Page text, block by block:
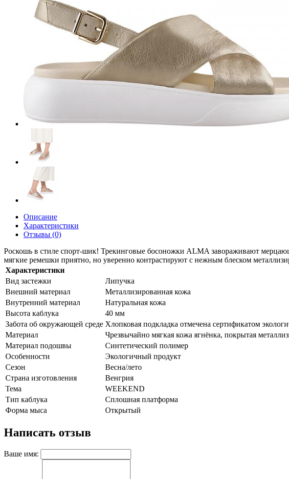
Описание
Характеристики
Отзывы (0)
Роскошь в стиле спорт-шик! Трекинговые босоножки ALMA завораживают
мягкие ремешки приятно, но уверенно контрастируют с нежным блеском
Характеристики
Вид застежки
Липучка
Внешний материал
Металлизированная кожа
Внутренний материал
Натуральная кожа
Высота каблука
40 мм
Забота об окружающей среде Хлопковая подкладка отмечена сертификатом
Материал
Чрезвычайно мягкая кожа ягнёнка, покрытая
Материал подошвы
Синтетический полимер
Особенности
Экологичный продукт
Сезон
Весна/лето
Страна изготовления
Венгрия
Тема
WEEKEND
Тип каблука
Сплошная платформа
Форма мыса
Открытый
Написать отзыв
Ваше имя: